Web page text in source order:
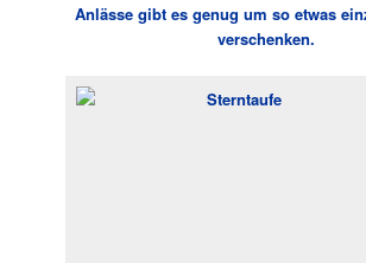
Anlässe gibt es genug um so etwas
verschenken.